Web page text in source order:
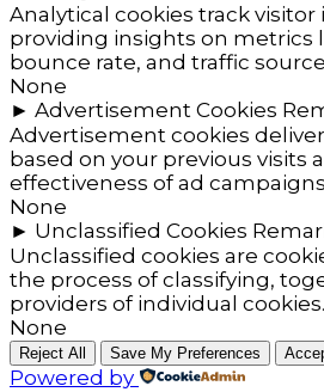
Analytical cookies track visitor
providing insights on metrics
bounce rate, and traffic
None
► Advertisement Cookies
Advertisement cookies
based on your previous visits
effectiveness of ad
None
► Unclassified Cookies
Unclassified cookies are
the process of classifying,
providers of individual cookies.
None
Reject All Save My Preferences
Powered by